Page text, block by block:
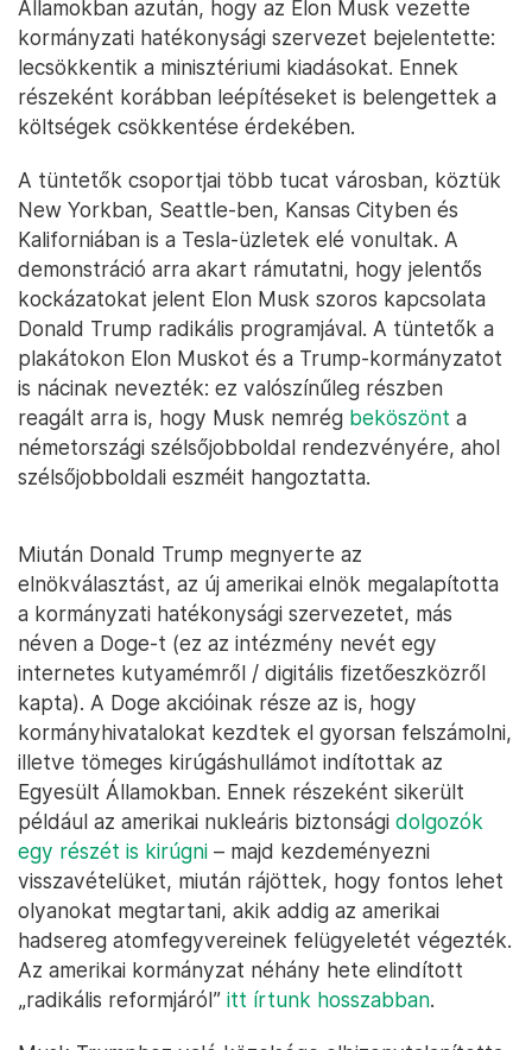
Államokban azután, hogy az Elon Musk vezette
kormányzati hatékonysági szervezet bejelentette:
lecsökkentik a minisztériumi kiadásokat. Ennek
részeként korábban leépítéseket is belengettek a
költségek csökkentése érdekében.
A tüntetők csoportjai több tucat városban, köztük
New Yorkban, Seattle-ben, Kansas Cityben és
Kaliforniában is a Tesla-üzletek elé vonultak. A
demonstráció arra akart rámutatni, hogy jelentős
kockázatokat jelent Elon Musk szoros kapcsolata
Donald Trump radikális programjával. A tüntetők a
plakátokon Elon Muskot és a Trump-kormányzatot
is nácinak nevezték: ez valószínűleg részben
reagált arra is, hogy Musk nemrég beköszönt a
németországi szélsőjobboldal rendezvényére, ahol
szélsőjobboldali eszméit hangoztatta.
Miután Donald Trump megnyerte az
elnökválasztást, az új amerikai elnök megalapította
a kormányzati hatékonysági szervezetet, más
néven a Doge-t (ez az intézmény nevét egy
internetes kutyamémről / digitális fizetőeszközről
kapta). A Doge akcióinak része az is, hogy
kormányhivatalokat kezdtek el gyorsan felszámolni,
illetve tömeges kirúgáshullámot indítottak az
Egyesült Államokban. Ennek részeként sikerült
például az amerikai nukleáris biztonsági dolgozók
egy részét is kirúgni – majd kezdeményezni
visszavételüket, miután rájöttek, hogy fontos lehet
olyanokat megtartani, akik addig az amerikai
hadsereg atomfegyvereinek felügyeletét végezték.
Az amerikai kormányzat néhány hete elindított
„radikális reformjáról” itt írtunk hosszabban.